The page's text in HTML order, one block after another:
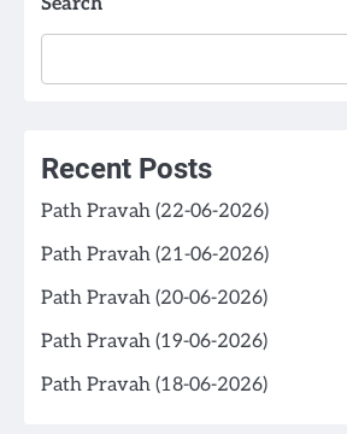
Search
Recent Posts
Path Pravah (22-06-2026)
Path Pravah (21-06-2026)
Path Pravah (20-06-2026)
Path Pravah (19-06-2026)
Path Pravah (18-06-2026)